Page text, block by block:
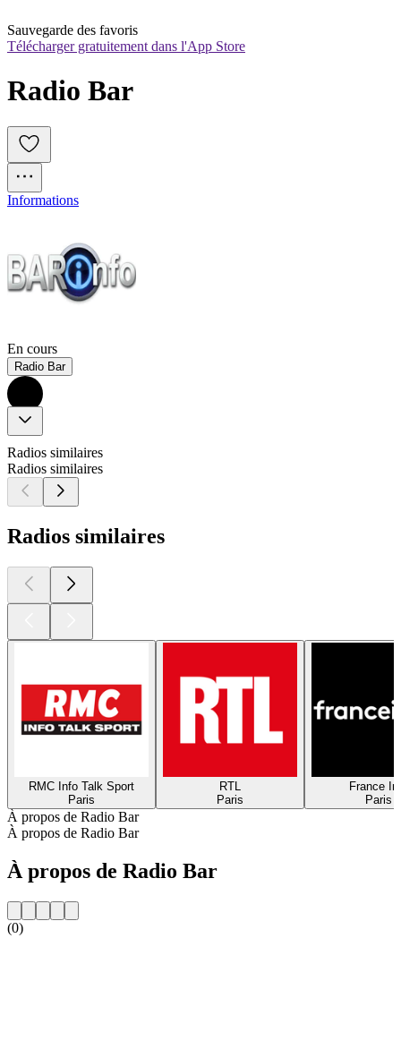
Sauvegarde des favoris
Télécharger gratuitement dans l'App Store
Radio Bar
Informations
En cours
Radio Bar
Radios similaires
Radios similaires
Radios similaires
RMC Info Talk Sport
Paris
RTL
Paris
France
Paris
À propos de Radio Bar
À propos de Radio Bar
À propos de Radio Bar
(0)